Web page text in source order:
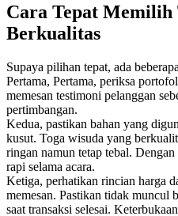
Cara Tepat Memilih
Berkualitas
Supaya pilihan tepat, ada
Pertama, Pertama, periksa
memesan testimoni pelanggan
pertimbangan.
Kedua, pastikan bahan yang
kusut. Toga wisuda yang
ringan namun tetap tebal.
rapi selama acara.
Ketiga, perhatikan rincian harga
memesan. Pastikan tidak muncul
saat transaksi selesai.